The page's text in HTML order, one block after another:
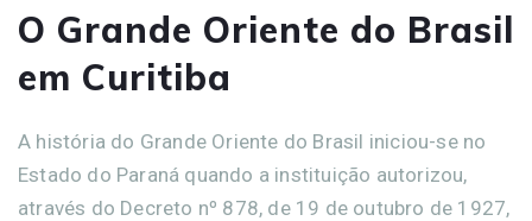
O Grande Oriente do Brasil
em Curitiba
A história do Grande Oriente do Brasil iniciou-se no
Estado do Paraná quando a instituição autorizou,
através do Decreto nº 878, de 19 de outubro de 1927,